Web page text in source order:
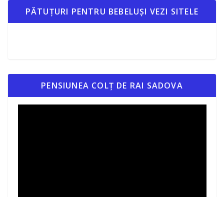
PĂTUȚURI PENTRU BEBELUȘI VEZI SITELE
PENSIUNEA COLȚ DE RAI SADOVA